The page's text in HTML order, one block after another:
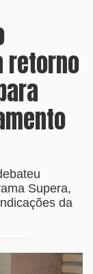
retorno
Supera,
da